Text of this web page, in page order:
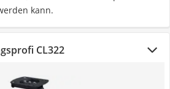
kann.
CL322